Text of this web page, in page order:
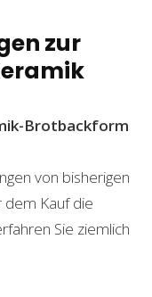
zur
Brotbackform
von bisherigen
dem Kauf die
Sie ziemlich